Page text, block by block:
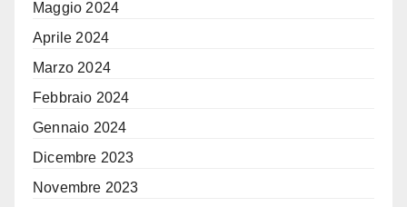
Maggio 2024
Aprile 2024
Marzo 2024
Febbraio 2024
Gennaio 2024
Dicembre 2023
Novembre 2023